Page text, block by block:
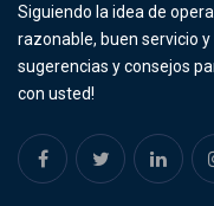
Siguiendo la idea de
razonable, buen servicio
sugerencias y consejos
con usted!